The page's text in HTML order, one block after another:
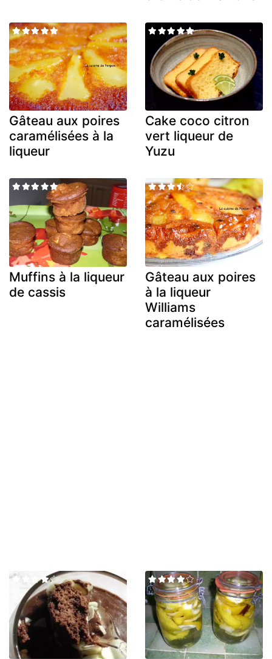
Gâteau aux poires
caramélisées à la
liqueur
Cake coco citron
vert liqueur de
Yuzu
Muffins à la liqueur
de cassis
Gâteau aux poires
à la liqueur
Williams
caramélisées